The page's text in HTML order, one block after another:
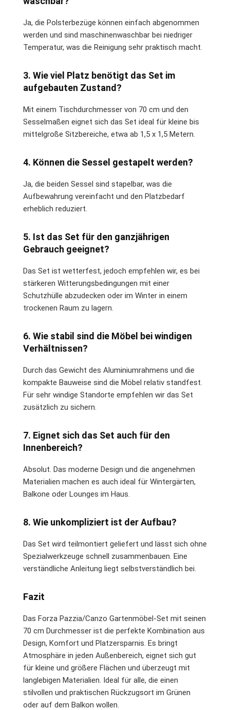
Ja, die Polsterbezüge können einfach abgenommen
werden und sind maschinenwaschbar bei niedriger
Temperatur, was die Reinigung sehr praktisch macht.
3. Wie viel Platz benötigt das Set im
aufgebauten Zustand?
Mit einem Tischdurchmesser von 70 cm und den
Sesselmaßen eignet sich das Set ideal für kleine bis
mittelgroße Sitzbereiche, etwa ab 1,5 x 1,5 Metern.
4. Können die Sessel gestapelt werden?
Ja, die beiden Sessel sind stapelbar, was die
Aufbewahrung vereinfacht und den Platzbedarf
erheblich reduziert.
5. Ist das Set für den ganzjährigen
Gebrauch geeignet?
Das Set ist wetterfest, jedoch empfehlen wir, es bei
stärkeren Witterungsbedingungen mit einer
Schutzhülle abzudecken oder im Winter in einem
trockenen Raum zu lagern.
6. Wie stabil sind die Möbel bei windigen
Verhältnissen?
Durch das Gewicht des Aluminiumrahmens und die
kompakte Bauweise sind die Möbel relativ standfest.
Für sehr windige Standorte empfehlen wir das Set
zusätzlich zu sichern.
7. Eignet sich das Set auch für den
Innenbereich?
Absolut. Das moderne Design und die angenehmen
Materialien machen es auch ideal für Wintergärten,
Balkone oder Lounges im Haus.
8. Wie unkompliziert ist der Aufbau?
Das Set wird teilmontiert geliefert und lässt sich ohne
Spezialwerkzeuge schnell zusammenbauen. Eine
verständliche Anleitung liegt selbstverständlich bei.
Fazit
Das Forza Pazzia/Canzo Gartenmöbel-Set mit seinen
70 cm Durchmesser ist die perfekte Kombination aus
Design, Komfort und Platzersparnis. Es bringt
Atmosphäre in jeden Außenbereich, eignet sich gut
für kleine und größere Flächen und überzeugt mit
langlebigen Materialien. Ideal für alle, die einen
stilvollen und praktischen Rückzugsort im Grünen
oder auf dem Balkon wollen.